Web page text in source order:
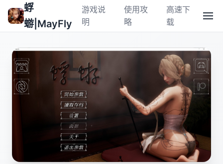
蜉
蝣|MayFly
游戏说
明
使用攻
略
高速下
载